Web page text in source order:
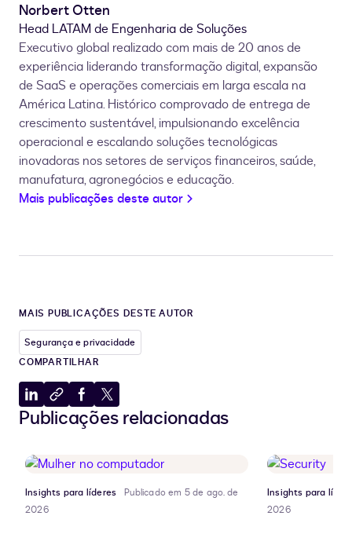
Norbert Otten
Head LATAM de Engenharia de Soluções
Executivo global realizado com mais de 20 anos de
experiência liderando transformação digital, expansão
de SaaS e operações comerciais em larga escala na
América Latina. Histórico comprovado de entrega de
crescimento sustentável, impulsionando excelência
operacional e escalando soluções tecnológicas
inovadoras nos setores de serviços financeiros, saúde,
manufatura, agronegócios e educação.
Mais publicações deste autor
MAIS PUBLICAÇÕES DESTE AUTOR
Segurança e privacidade
COMPARTILHAR
Compartilhar
no
Copiar
para
de
transferência
Compartilhar
no
Compartilhar
no
Publicações relacionadas
Insights para líderes
Publicado em 5 de ago. de
2026
Insights para
2026